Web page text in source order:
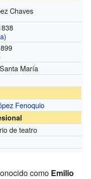
Chaves
)
María
Fenoquio
de teatro
como Emilio